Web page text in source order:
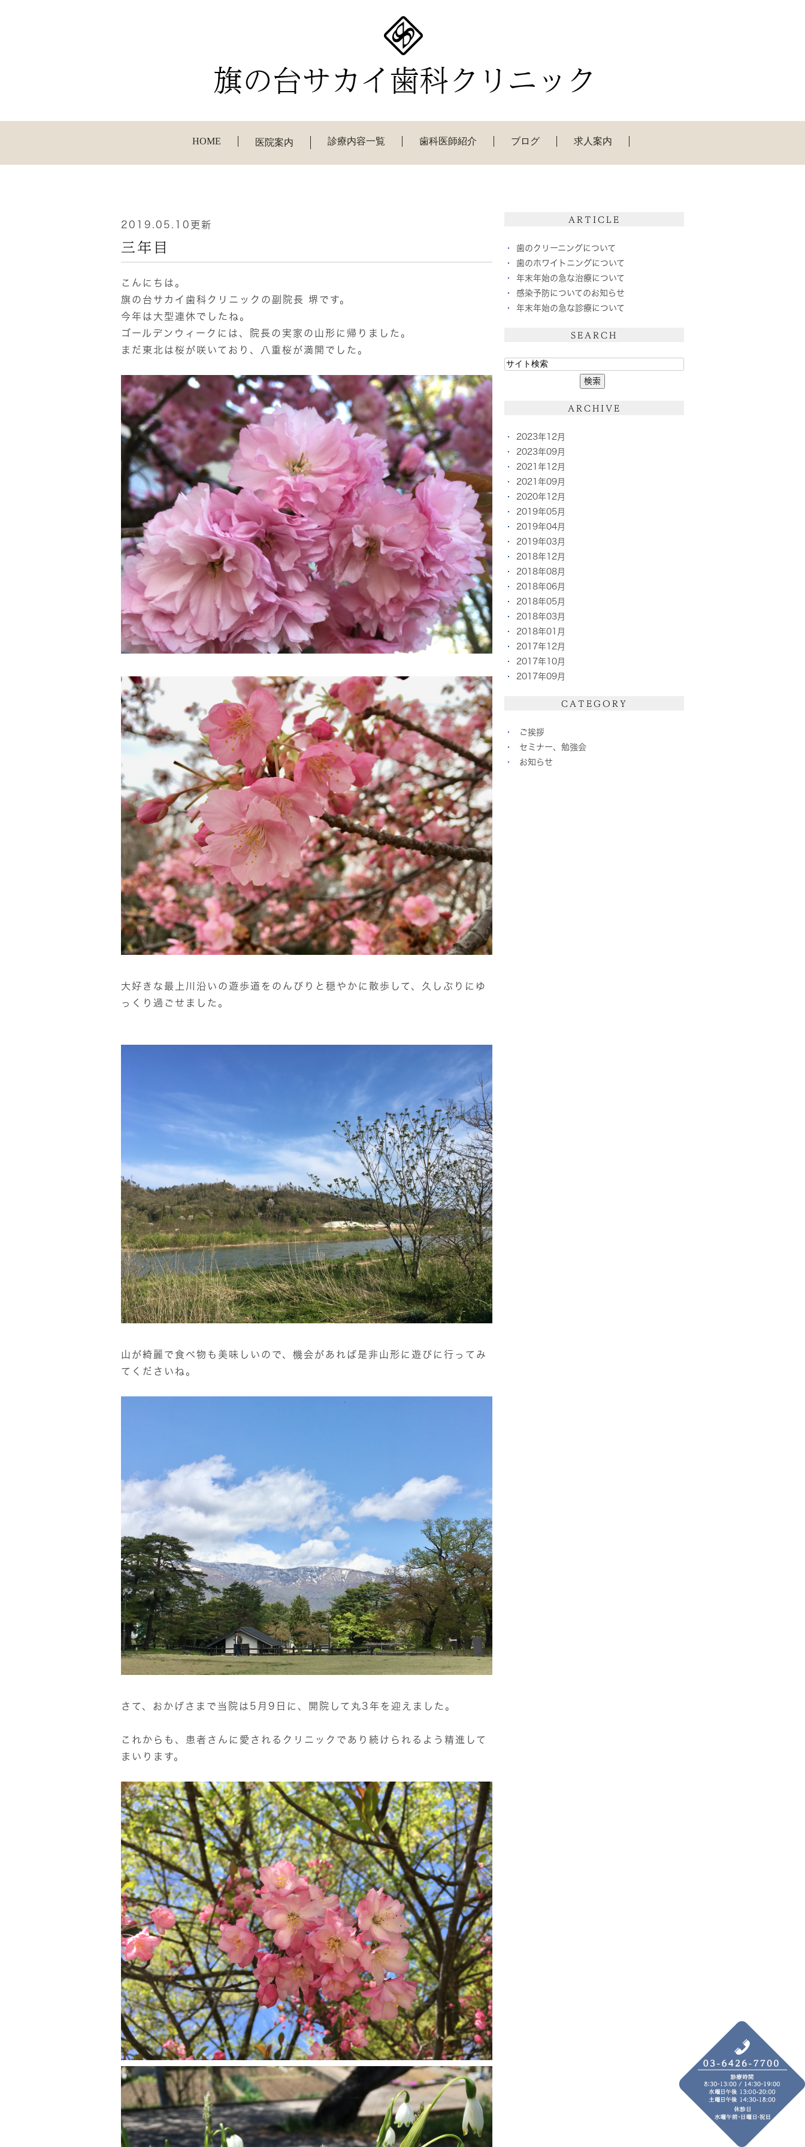
HOME 医院案内 診療内容一覧 歯科医師紹介 ブログ 求人案内
2019.05.10更新
三年目
こんにちは。
旗の台サカイ歯科クリニックの副院長 堺です。
今年は大型連休でしたね。
ゴールデンウィークには、院長の実家の山形に帰りました。
まだ東北は桜が咲いており、八重桜が満開でした。
大好きな最上川沿いの遊歩道をのんびりと穏やかに散歩して、久しぶりにゆ
っくり過ごせました。
山が綺麗で食べ物も美味しいので、機会があれば是非山形に遊びに行ってみ
てくださいね。
さて、おかげさまで当院は5月9日に、開院して丸3年を迎えました。
これからも、患者さんに愛されるクリニックであり続けられるよう精進して
まいります。
ARTICLE
歯のクリーニングについて
歯のホワイトニングについて
年末年始の急な治療について
感染予防についてのお知らせ
年末年始の急な診療について
SEARCH
ARCHIVE
2023年12月
2023年09月
2021年12月
2021年09月
2020年12月
2019年05月
2019年04月
2019年03月
2018年12月
2018年08月
2018年06月
2018年05月
2018年03月
2018年01月
2017年12月
2017年10月
2017年09月
CATEGORY
ご挨拶
セミナー、勉強会
お知らせ